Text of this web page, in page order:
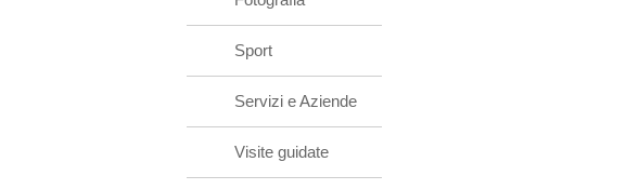
Sport
Servizi e Aziende
Visite guidate